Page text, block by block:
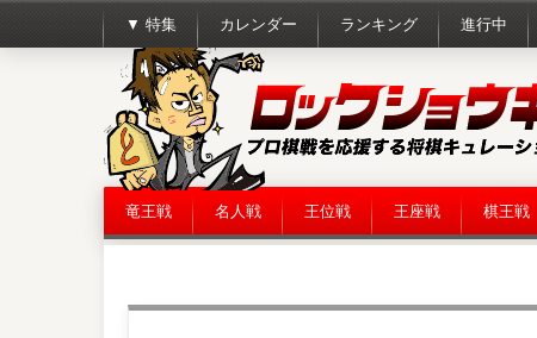
▼ 特集 カレンダー ランキング 進行中
竜王戦 名人戦 王位戦 王座戦 棋王戦